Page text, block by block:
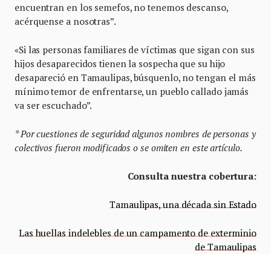
encuentran en los semefos, no tenemos descanso,
acérquense a nosotras”.
«Si las personas familiares de víctimas que sigan con sus
hijos desaparecidos tienen la sospecha que su hijo
desapareció en Tamaulipas, búsquenlo, no tengan el más
mínimo temor de enfrentarse, un pueblo callado jamás
va ser escuchado”.
* Por cuestiones de seguridad algunos nombres de personas y
colectivos fueron modificados o se omiten en este artículo.
Consulta nuestra cobertura:
Tamaulipas, una década sin Estado
Las huellas indelebles de un campamento de exterminio
de Tamaulipas